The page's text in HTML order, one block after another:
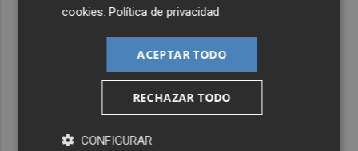
cookies .Política de privacidad
ACEPTAR TODO
RECHAZAR TODO
CONFIGURAR